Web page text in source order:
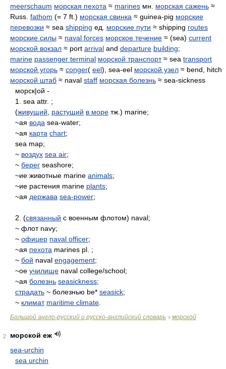
meerschaum морская пехота ≈ marines мн. морская сажень ≈
Russ. fathom (= 7 ft.) морская свинка ≈ guinea-pig морские
перевозки ≈ sea shipping ед. морские пути ≈ shipping routes
морские силы ≈ naval forces морское течение ≈ (sea) current
морской вокзал ≈ port arrival and departure building;
marine passenger terminal морской транспорт≈ sea transport
морской угорь ≈ conger( eel), sea-eel морской узел ≈ bend, hitch
морской штаб ≈ naval staff морская болезнь ≈ sea-sickness
морск|ой -
1. sea attr. ;
(живущий растущий в море тж.) marine;
~ая вода sea-water;
~ая карта chart;
sea map;
~ воздух sea air;
~ берег seashore;
~ие животные marine animals;
~ие растения marine plants;
~ая держава sea-power;
2. (связанный с военным флотом) naval;
~ флот navy;
~ офицер naval officer;
~ая пехота marines pl. ;
~ бой naval engagement;
~ое училище naval college/school;
~ая болезнь seasickness;
страдать ~ болезнью be* seasick;
~ климат maritime climate
Большой англо-русский и русско-английский словарь > морской
2
морской еж
sea-urchin
sea urchin